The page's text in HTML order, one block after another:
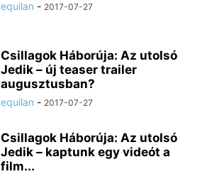
equilan - 2017-07-27
Csillagok Háborúja: Az utolsó
Jedik – új teaser trailer
augusztusban?
equilan - 2017-07-27
Csillagok Háborúja: Az utolsó
Jedik – kaptunk egy videót a
film...